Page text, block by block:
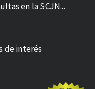
en la SCJN...
de interés